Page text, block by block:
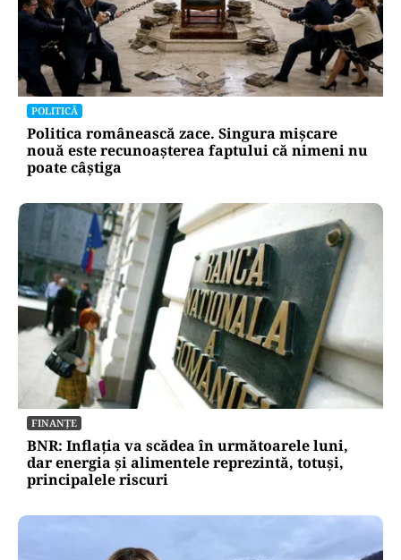
POLITICĂ
Politica românească zace. Singura mișcare
nouă este recunoașterea faptului că nimeni nu
poate câștiga
FINANȚE
BNR: Inflația va scădea în următoarele luni,
dar energia și alimentele reprezintă, totuși,
principalele riscuri